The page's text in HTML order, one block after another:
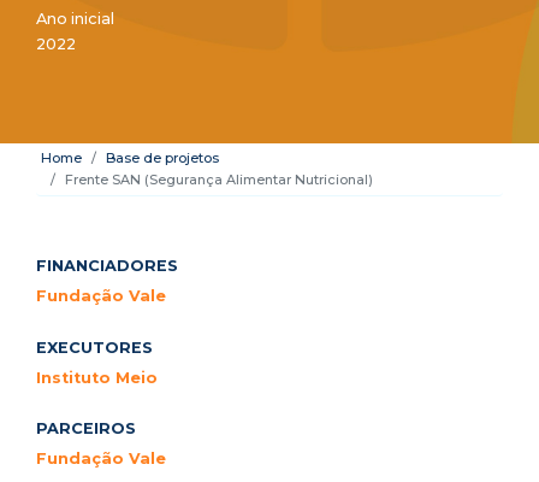
Ano inicial
2022
Home
Base de projetos
Frente SAN (Segurança Alimentar Nutricional)
FINANCIADORES
Fundação Vale
EXECUTORES
Instituto Meio
PARCEIROS
Fundação Vale